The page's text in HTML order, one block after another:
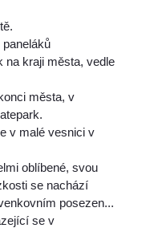
na kraji města, vedle
města, v
v malé vesnici v
oblíbené, svou
se nachází
posezen...
se v